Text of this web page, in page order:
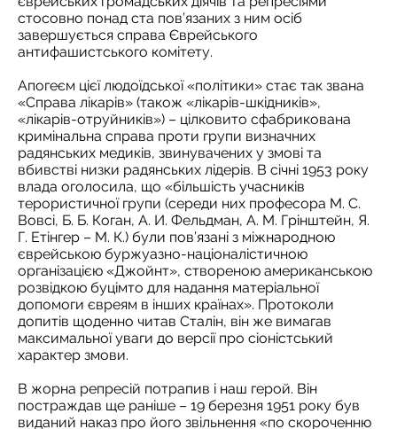
стосовно понад ста пов’язаних з ним осіб
завершується справа Єврейського
антифашистського комітету.
Апогеєм цієї людоїдської «політики» стає так звана
«Справа лікарів» (також «лікарів-шкідників»,
«лікарів-отруйників») – цілковито сфабрикована
кримінальна справа проти групи визначних
радянських медиків, звинувачених у змові та
вбивстві низки радянських лідерів. В січні 1953 року
влада оголосила, що «більшість учасників
терористичної групи (середи них професора М. С.
Вовсі, Б. Б. Коган, А. И. Фельдман, А. М. Грінштейн, Я.
Г. Етінгер – М. К.) були пов’язані з міжнародною
єврейською буржуазно-націоналістичною
організацією «Джойнт», створеною американською
розвідкою буцімто для надання матеріальної
допомоги євреям в інших країнах». Протоколи
допитів щоденно читав Сталін, він же вимагав
максимальної уваги до версії про сіоністський
характер змови.
В жорна репресій потрапив і наш герой. Він
постраждав ще раніше – 19 березня 1951 року був
виданий наказ про його звільнення «по скороченню